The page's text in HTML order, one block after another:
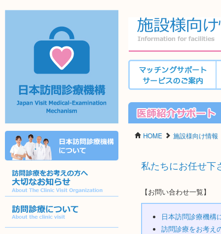
日本訪問診療機
構
施設様向け
のご案内
施設様向け
HOME 施設様向け情報
私たちにお任せ
【お問い合わせ一覧】
日本訪問診療機構
訪問診療をお考え